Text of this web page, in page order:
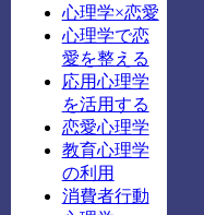
心理学×恋愛
心理学で恋
愛を整える
応用心理学
を活用する
恋愛心理学
教育心理学
の利用
消費者行動